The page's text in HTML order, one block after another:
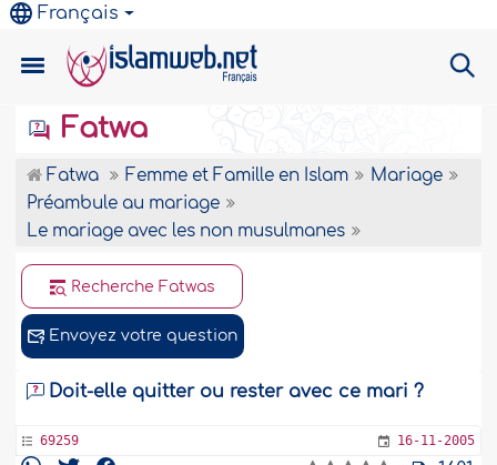
Français
Fatwa
Fatwa Femme et Famille en Islam
Mariage
Préambule au mariage
Le mariage avec les non musulmanes
Recherche Fatwas
Envoyez votre question
Doit-elle quitter ou rester avec ce mari ?
69259 16-11-2005